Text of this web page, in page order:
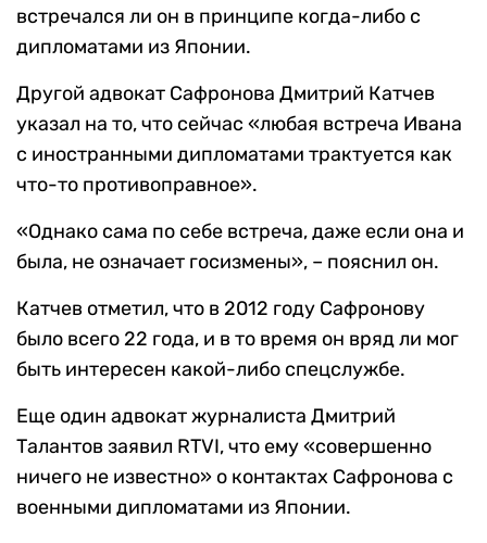
встречался ли он в принципе когда-либо с
дипломатами из Японии.
Другой адвокат Сафронова Дмитрий Катчев
указал на то, что сейчас «любая встреча Ивана
с иностранными дипломатами трактуется как
что-то противоправное».
«Однако сама по себе встреча, даже если она и
была, не означает госизмены», – пояснил он.
Катчев отметил, что в 2012 году Сафронову
было всего 22 года, и в то время он вряд ли мог
быть интересен какой-либо спецслужбе.
Еще один адвокат журналиста Дмитрий
Талантов заявил RTVI, что ему «совершенно
ничего не известно» о контактах Сафронова с
военными дипломатами из Японии.